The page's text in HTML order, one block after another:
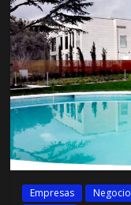
Empresas